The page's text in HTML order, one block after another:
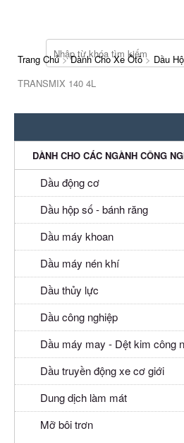
Trang Chủ >Dành Cho Xe Ôtô > Dầu
TRANSMIX 140 4L
DÀNH CHO CÁC NGÀNH CÔNG
Dầu động cơ
Dầu hộp số - bánh răng
Dầu máy khoan
Dầu máy nén khí
Dầu thủy lực
Dầu công nghiệp
Dầu máy may - Dệt kim công
Dầu truyền động xe cơ giới
Dung dịch làm mát
Mỡ bôi trơn